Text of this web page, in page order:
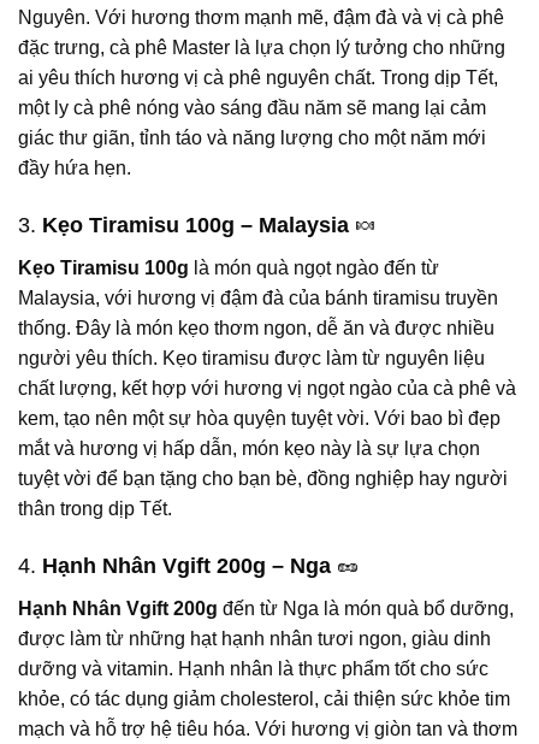
Nguyên. Với hương thơm mạnh mẽ, đậm đà và vị cà phê
đặc trưng, cà phê Master là lựa chọn lý tưởng cho những
ai yêu thích hương vị cà phê nguyên chất. Trong dịp Tết,
một ly cà phê nóng vào sáng đầu năm sẽ mang lại cảm
giác thư giãn, tỉnh táo và năng lượng cho một năm mới
đầy hứa hẹn.
3. Kẹo Tiramisu 100g – Malaysia 🍬
Kẹo Tiramisu 100g là món quà ngọt ngào đến từ
Malaysia, với hương vị đậm đà của bánh tiramisu truyền
thống. Đây là món kẹo thơm ngon, dễ ăn và được nhiều
người yêu thích. Kẹo tiramisu được làm từ nguyên liệu
chất lượng, kết hợp với hương vị ngọt ngào của cà phê và
kem, tạo nên một sự hòa quyện tuyệt vời. Với bao bì đẹp
mắt và hương vị hấp dẫn, món kẹo này là sự lựa chọn
tuyệt vời để bạn tặng cho bạn bè, đồng nghiệp hay người
thân trong dịp Tết.
4. Hạnh Nhân Vgift 200g – Nga 🥜
Hạnh Nhân Vgift 200g đến từ Nga là món quà bổ dưỡng,
được làm từ những hạt hạnh nhân tươi ngon, giàu dinh
dưỡng và vitamin. Hạnh nhân là thực phẩm tốt cho sức
khỏe, có tác dụng giảm cholesterol, cải thiện sức khỏe tim
mạch và hỗ trợ hệ tiêu hóa. Với hương vị giòn tan và thơm